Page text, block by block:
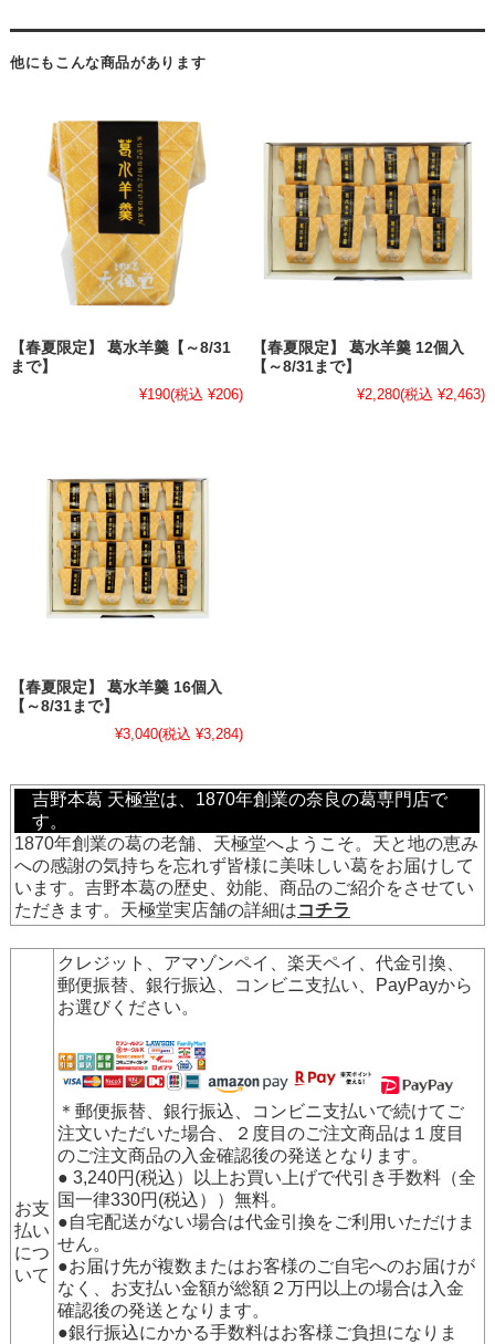
他にもこんな商品があります
【春夏限定】 葛水羊羹【～8/31
まで】
¥190(税込 ¥206)
【春夏限定】 葛水羊羹 12個入
【～8/31まで】
¥2,280(税込 ¥2,463)
【春夏限定】 葛水羊羹 16個入
【～8/31まで】
¥3,040(税込 ¥3,284)
吉野本葛 天極堂は、1870年創業の奈良の葛専門店で
す。
1870年創業の葛の老舗、天極堂へようこそ。天と地の恵み
への感謝の気持ちを忘れず皆様に美味しい葛をお届けして
います。吉野本葛の歴史、効能、商品のご紹介をさせてい
ただきます。天極堂実店舗の詳細はコチラ
お支
払い
につ
いて
クレジット、アマゾンペイ、楽天ペイ、代金引換、
郵便振替、銀行振込、コンビニ支払い、PayPayから
お選びください。
＊郵便振替、銀行振込、コンビニ支払いで続けてご
注文いただいた場合、２度目のご注文商品は１度目
のご注文商品の入金確認後の発送となります。
● 3,240円(税込）以上お買い上げで代引き手数料（全
国一律330円(税込））無料。
●自宅配送がない場合は代金引換をご利用いただけま
せん。
●お届け先が複数またはお客様のご自宅へのお届けが
なく、お支払い金額が総額２万円以上の場合は入金
確認後の発送となります。
●銀行振込にかかる手数料はお客様ご負担になりま